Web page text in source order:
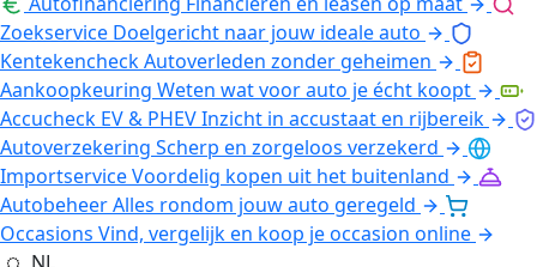
Zoekservice Doelgericht naar jouw ideale auto
KentekencheckAutoverleden zonder geheimen
Aankoopkeuring Weten wat voor auto je écht koopt
Accucheck EV & PHEVInzicht in accustaat en rijbereik
Autoverzekering Scherp en zorgeloos verzekerd
ImportserviceVoordelig kopen uit het buitenland
AutobeheerAlles rondom jouw auto geregeld
Occasions Vind, vergelijk en koop je occasion online
NL